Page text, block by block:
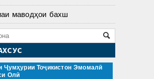
маводҳои бахш
Ҷумҳурии Тоҷикистон Эмомалӣ
Олӣ